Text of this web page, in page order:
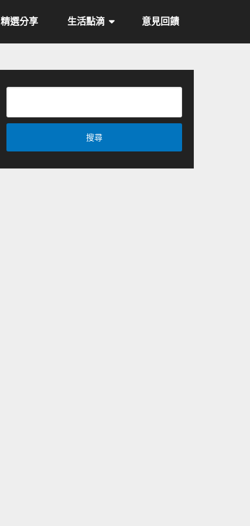
精選分享 生活點滴 意見回饋